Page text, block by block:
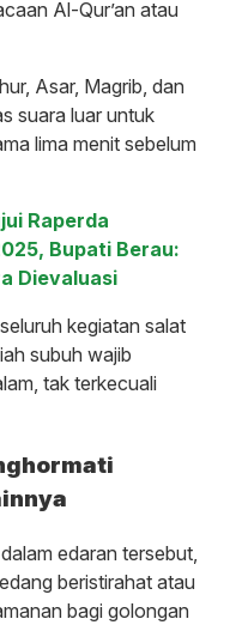
Al-Qur’an atau
Asar, Magrib, dan
suara luar untuk
lima menit sebelum
Raperda
Bupati Berau:
Dievaluasi
kegiatan salat
subuh wajib
tak terkecuali
edaran tersebut,
beristirahat atau
bagi golongan